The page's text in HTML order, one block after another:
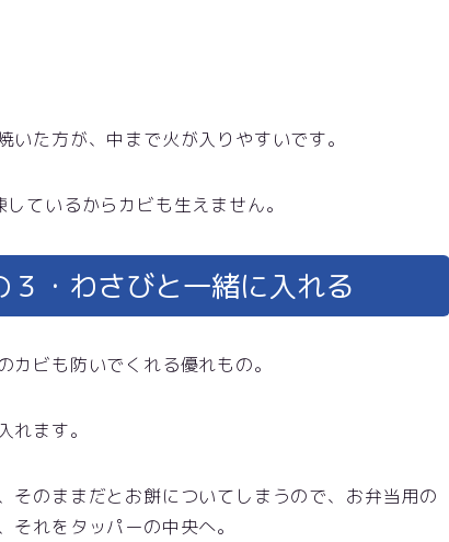
た方が、中まで火が入りやすいです。
ているからカビも生えません。
・わさびと一緒に入れる
ビも防いでくれる優れもの。
ます。
そのままだとお餅についてしまうので、お弁当用の
れをタッパーの中央へ。